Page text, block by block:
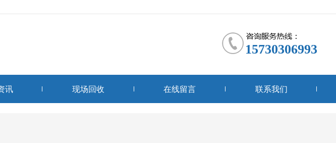
15730306993
讯 现场回收 在线留言 联系我们